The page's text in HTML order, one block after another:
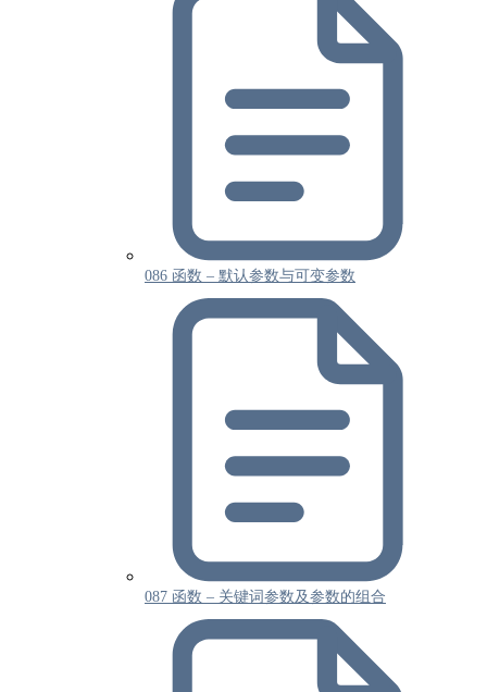
086 函数 – 默认参数与可变参数
087 函数 – 关键词参数及参数的组合